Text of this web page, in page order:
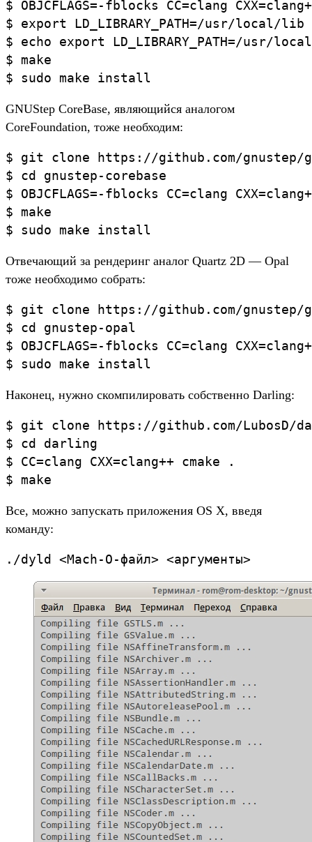
$ OBJCFLAGS=-fblocks CC=clang
$ export LD_LIBRARY_PATH=/usr/local/lib
$ echo export LD_LIBRARY_PATH=/usr/
$ make
GNUStep CoreBase, являющийся аналогом
CoreFoundation, тоже необходим:
$ git clone https://github.com/gnustep/
$ cd gnustep-corebase
$ OBJCFLAGS=-fblocks CC=clang
$ make
Отвечающий за рендеринг аналог Quartz 2D — Opal
тоже необходимо собрать:
$ git clone https://github.com/gnustep/
$ cd gnustep-opal
$ OBJCFLAGS=-fblocks CC=clang
Наконец, нужно скомпилировать собственно Darling:
$ git clone https://github.com/LubosD/
$ cd darling
$ CC=clang CXX=clang++ cmake .
Все, можно запускать приложения OS X, введя
команду: